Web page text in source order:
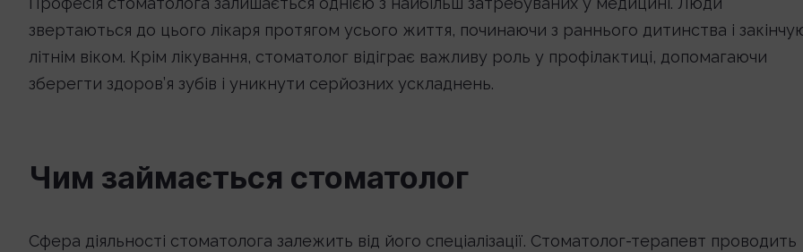
звертаються до цього лікаря протягом усього життя, починаючи з раннього дитинства і
літнім віком. Крім лікування, стоматолог відіграє важливу роль у профілактиці, допомагаючи
зберегти здоров’я зубів і уникнути серйозних ускладнень.
Чим займається стоматолог
Сфера діяльності стоматолога залежить від його спеціалізації. Стоматолог-терапевт проводить